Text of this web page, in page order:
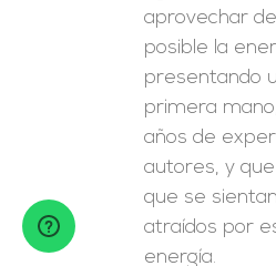
aprovechar
posible la
presentando
primera
años de
autores, y
que se
atraídos por
energía.